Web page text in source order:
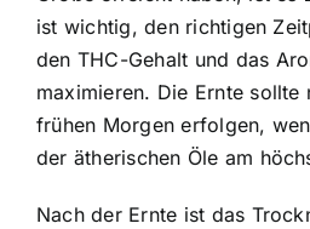
ist wichtig, den richtigen
den THC-Gehalt und das
maximieren. Die Ernte sollte
frühen Morgen erfolgen,
der ätherischen Öle am
Nach der Ernte ist das